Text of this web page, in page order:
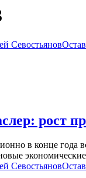
Севостьянов
рост
в конце года
Севостьянов